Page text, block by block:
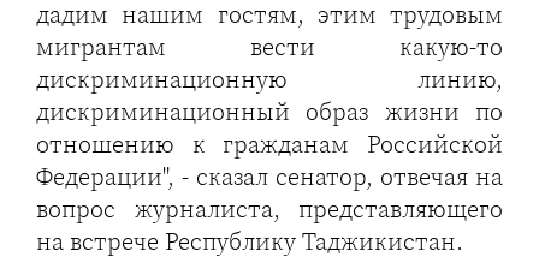
дадим нашим гостям, этим трудовым
мигрантам вести какую-то
дискриминационную линию,
дискриминационный образ жизни по
отношению к гражданам Российской
Федерации", - сказал сенатор, отвечая на
вопрос журналиста, представляющего
на встрече Республику Таджикистан.